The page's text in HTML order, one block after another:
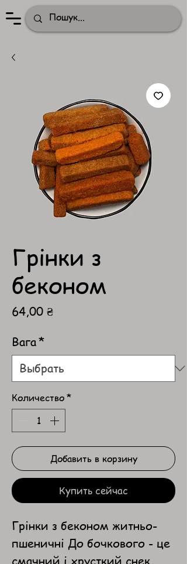
Грінки з
беконом
64,00 ₴Цена
Вага*
Количество*
Добавить в корзину
Купить сейчас
Грінки з беконом житньо-
пшеничні До бочкового - це
смачний і хрусткий снек,